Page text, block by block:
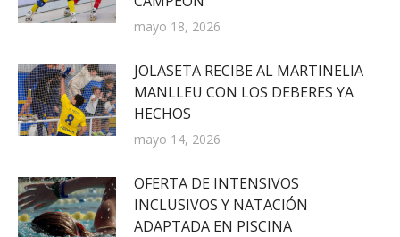
mayo 18, 2026
JOLASETA RECIBE AL MARTINELIA
MANLLEU CON LOS DEBERES YA
HECHOS
mayo 14, 2026
OFERTA DE INTENSIVOS
INCLUSIVOS Y NATACIÓN
ADAPTADA EN PISCINA